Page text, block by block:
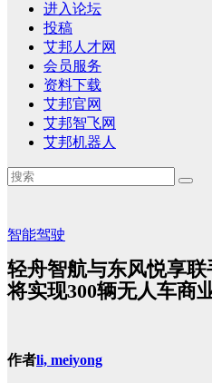
进入论坛
投稿
艾邦人才网
会员服务
资料下载
艾邦官网
艾邦智飞网
艾邦机器人
智能驾驶
轻舟智航与东风悦享联
将实现300辆无人车商
作者li, meiyong